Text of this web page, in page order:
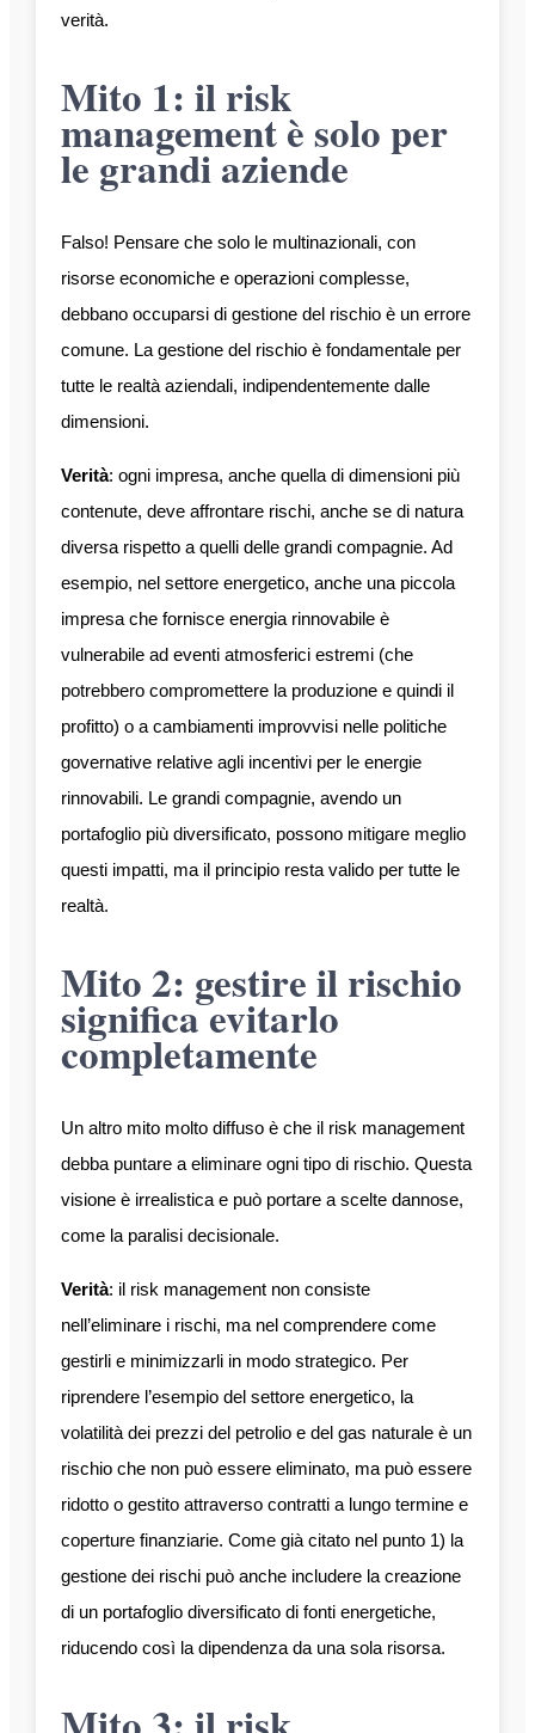
verità.
Mito 1: il risk
management è solo per
le grandi aziende
Falso! Pensare che solo le multinazionali, con
risorse economiche e operazioni complesse,
debbano occuparsi di gestione del rischio è un errore
comune. La gestione del rischio è fondamentale per
tutte le realtà aziendali, indipendentemente dalle
dimensioni.
Verità: ogni impresa, anche quella di dimensioni più
contenute, deve affrontare rischi, anche se di natura
diversa rispetto a quelli delle grandi compagnie. Ad
esempio, nel settore energetico, anche una piccola
impresa che fornisce energia rinnovabile è
vulnerabile ad eventi atmosferici estremi (che
potrebbero compromettere la produzione e quindi il
profitto) o a cambiamenti improvvisi nelle politiche
governative relative agli incentivi per le energie
rinnovabili. Le grandi compagnie, avendo un
portafoglio più diversificato, possono mitigare meglio
questi impatti, ma il principio resta valido per tutte le
realtà.
Mito 2: gestire il rischio
significa evitarlo
completamente
Un altro mito molto diffuso è che il risk management
debba puntare a eliminare ogni tipo di rischio. Questa
visione è irrealistica e può portare a scelte dannose,
come la paralisi decisionale.
Verità: il risk management non consiste
nell’eliminare i rischi, ma nel comprendere come
gestirli e minimizzarli in modo strategico. Per
riprendere l’esempio del settore energetico, la
volatilità dei prezzi del petrolio e del gas naturale è un
rischio che non può essere eliminato, ma può essere
ridotto o gestito attraverso contratti a lungo termine e
coperture finanziarie. Come già citato nel punto 1) la
gestione dei rischi può anche includere la creazione
di un portafoglio diversificato di fonti energetiche,
riducendo così la dipendenza da una sola risorsa.